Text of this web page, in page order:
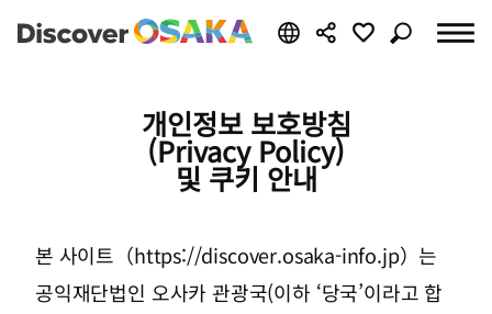
개인정보 보호방침
(Privacy Policy)
및 쿠키 안내
본 사이트（https://discover.osaka-info.jp）는
공익재단법인 오사카 관광국(이하 ‘당국’이라고 합